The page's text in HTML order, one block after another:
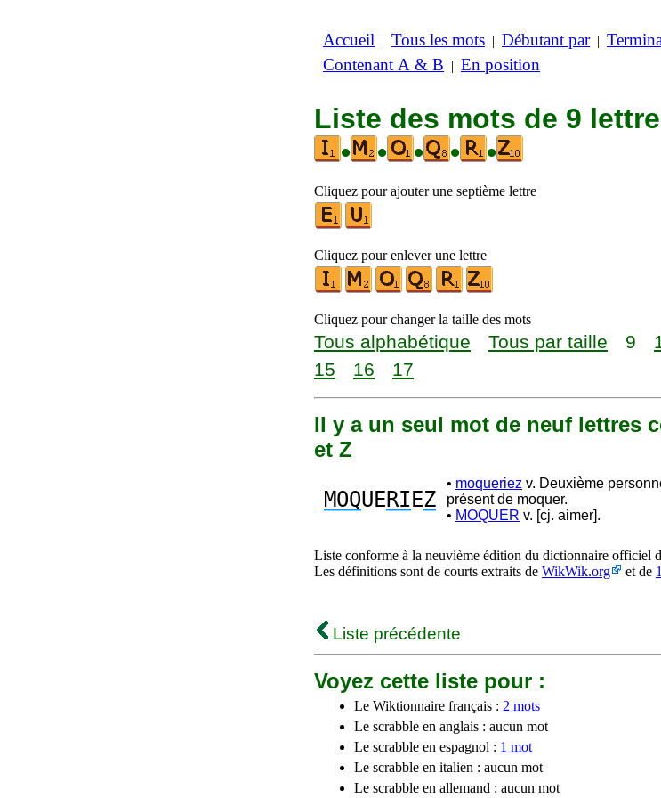
Accueil | Tous les mots | Débutant par|
Contenant A & B | En position
Liste des mots de 9
•
• • • •
Cliquez pour ajouter une septième lettre
Cliquez pour enlever une lettre
Cliquez pour changer la taille des mots
Tous alphabétique Tous par taille 9
15
16 17
Il y a un seul mot de neuf lettres
et Z
MOQUERI EZ
• moqueriez v. Deuxième
présent de moquer.
• MOQUER v. [cj. aimer].
Liste conforme à la neuvième édition du dictionnaire officiel
Les définitions sont de courts extraits de WikWik.org et de
Liste précédente
Voyez cette liste pour :
Le Wiktionnaire français : 2 mots
Le scrabble en anglais : aucun mot
Le scrabble en espagnol : 1 mot
Le scrabble en italien : aucun mot
Le scrabble en allemand : aucun mot